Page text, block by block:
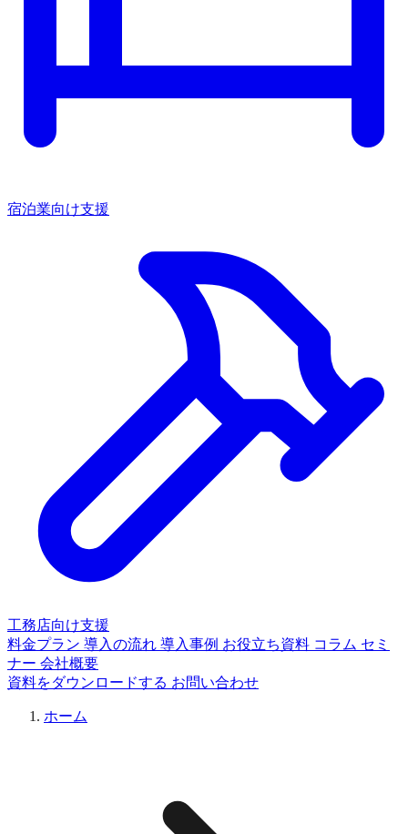
宿泊業向け支援
工務店向け支援
料金プラン 導入の流れ 導入事例 お役立ち資料 コラム セミ
ナー 会社概要
資料をダウンロードする お問い合わせ
ホーム